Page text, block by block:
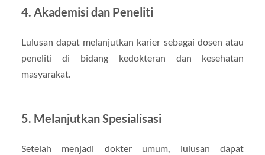
4. Akademisi dan Peneliti
Lulusan dapat melanjutkan karier sebagai dosen atau
peneliti di bidang kedokteran dan kesehatan
masyarakat.
5. Melanjutkan Spesialisasi
Setelah menjadi dokter umum, lulusan dapat